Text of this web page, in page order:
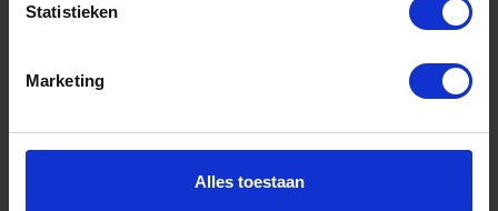
Statistieken
Marketing
Alles toestaan
Privacyverklaring Ome Dick
Klantenservice Ome Dick